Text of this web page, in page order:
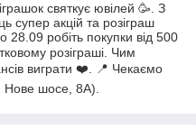
святкує ювілей 🥳. З
супер акцій та розіграш
28.09 робіть покупки від 500
розіграші. Чим
виграти ❤️. 📍 Чекаємо
Нове шосе, 8А).